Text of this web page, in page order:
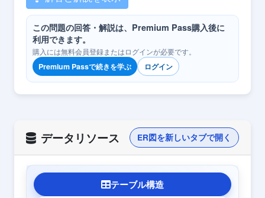
この問題の回答・解説は、Premium Pass購入後に
利用できます。
購入には無料会員登録またはログインが必要です。
Premium Passで続きを学ぶ
ログイン
データリソース ER図を新しいタブで開く
テーブル構造